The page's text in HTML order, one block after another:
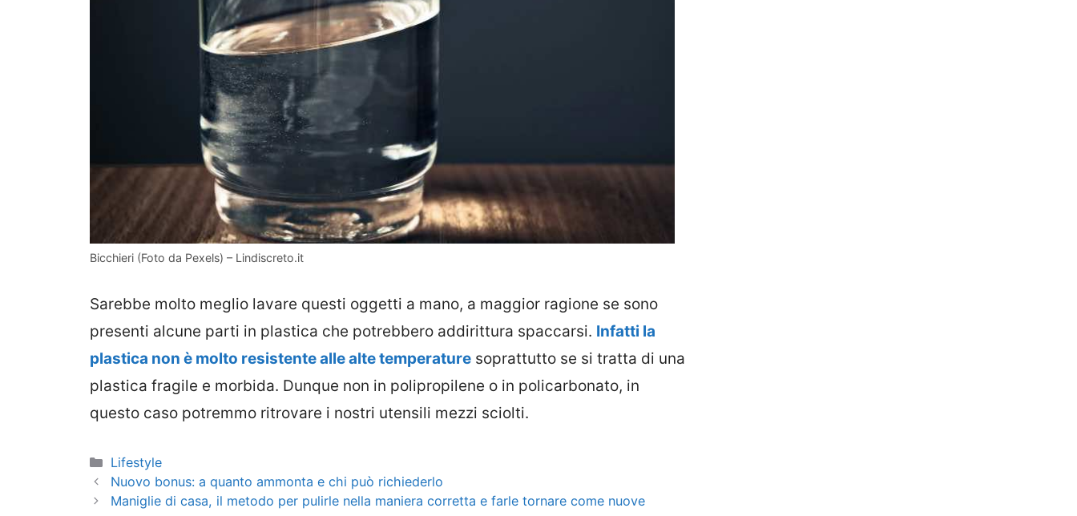
Bicchieri (Foto da Pexels) – Lindiscreto.it
Sarebbe molto meglio lavare questi oggetti a mano, a maggior ragione se sono
presenti alcune parti in plastica che potrebbero addirittura spaccarsi. Infatti la
plastica non è molto resistente alle alte temperature soprattutto se si tratta di una
plastica fragile e morbida. Dunque non in polipropilene o in policarbonato, in
questo caso potremmo ritrovare i nostri utensili mezzi sciolti.
Categorie
Lifestyle
Nuovo bonus: a quanto ammonta e chi può richiederlo
Maniglie di casa, il metodo per pulirle nella maniera corretta e farle tornare come nuove